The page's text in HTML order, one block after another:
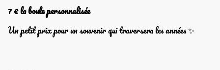
7 € la boule personnalisée
Un petit prix pour un souvenir qui traversera les années ✨